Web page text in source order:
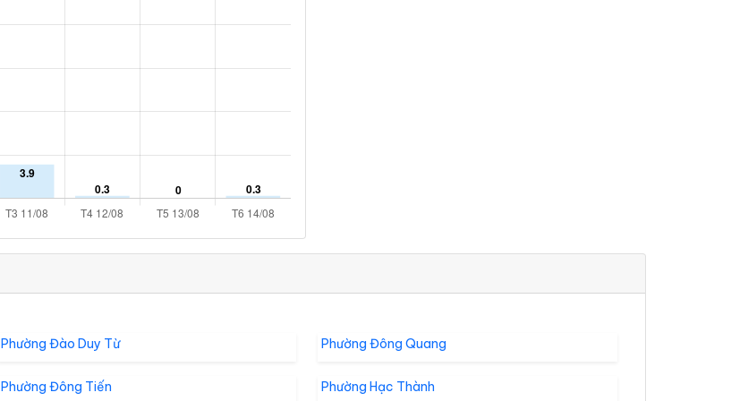
Phường Đào Duy Từ Phường Đông Quang
Phường Đông Tiến Phường Hạc Thành